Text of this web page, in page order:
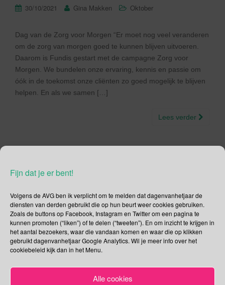
Fijn dat je er bent!
Volgens de AVG ben ik verplicht om te melden dat dagenvanhetjaar de
diensten van derden gebruikt die op hun beurt weer cookies gebruiken.
Zoals de buttons op Facebook, Instagram en Twitter om een pagina te
kunnen promoten (“liken”) of te delen (“tweeten”). En om inzicht te krijgen in
het aantal bezoekers, waar die vandaan komen en waar die op klikken
gebruikt dagenvanhetjaar Google Analytics. Wil je meer info over het
cookiebeleid kijk dan in het Menu.
Alle cookies
30/10/2021 Gina Makken Oktober
Dag van de Zorg voor Morgen “Er moet nog veel veranderen
om de zorg van morgen goed te kunnen blijven uitvoeren.
Daarom is Fundis gestart met de campagne Zorg voor
Morgen. We bundelen onze ervaring, kennis en passie om
óók in de toekomst onze cliënten zo goed mogelijk te blijven
helpen. En als we samen […]
Lees verder
29 oktober – Week van de
Dialoog | Frankenstein
Friday | Wereld Maki Dag |
Wereld Psoriasis Dag |
Internationale Internet Dag
| Wereld Beroertedag